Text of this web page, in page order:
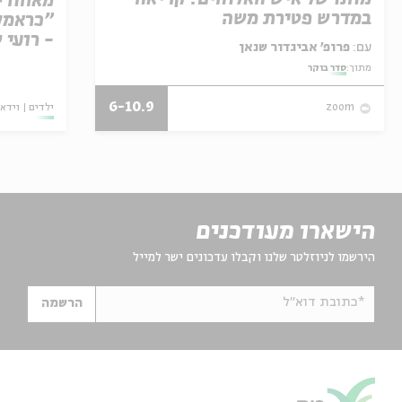
במדרש פטירת משה
עם:
מתוך:סדר בוקר
zoom
6-10.9
- רועי
ילדים
הישארו מעודכנים
הירשמו לניוזלטר שלנו וקבלו עדכונים ישר למייל
*כתובת דוא"ל הרשמה